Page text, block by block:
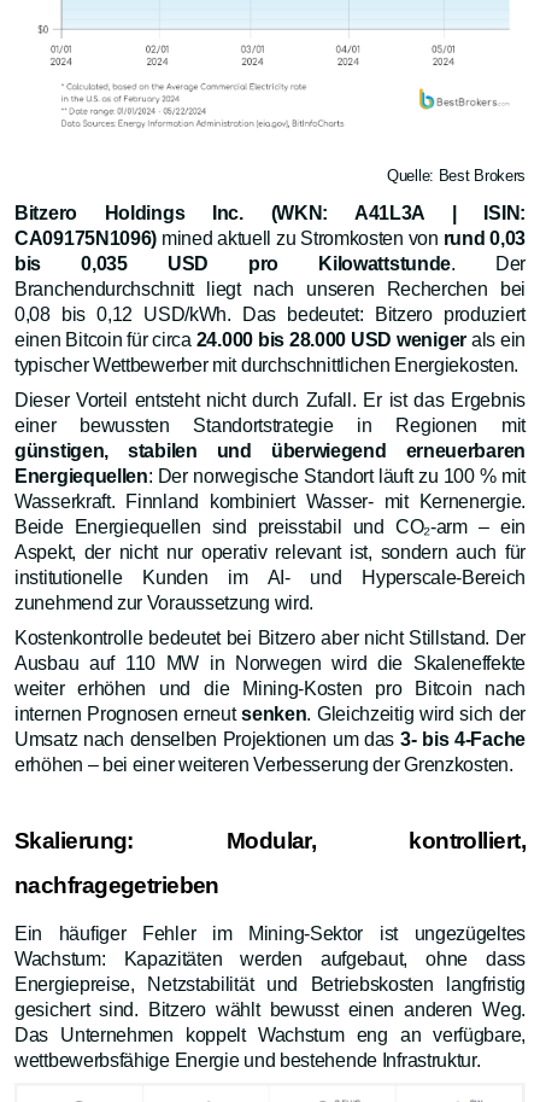
Quelle: Best Brokers
Bitzero Holdings Inc. (WKN: A41L3A | ISIN:
CA09175N1096) mined aktuell zu Stromkosten von rund 0,03
bis 0,035 USD pro Kilowattstunde. Der
Branchendurchschnitt liegt nach unseren Recherchen bei
0,08 bis 0,12 USD/kWh. Das bedeutet: Bitzero produziert
einen Bitcoin für circa 24.000 bis 28.000 USD wenigerals ein
typischer Wettbewerber mit durchschnittlichen Energiekosten.
Dieser Vorteil entsteht nicht durch Zufall. Er ist das Ergebnis
einer bewussten Standortstrategie in Regionen mit
günstigen, stabilen und überwiegend erneuerbaren
Energiequellen: Der norwegische Standort läuft zu 100 % mit
Wasserkraft. Finnland kombiniert Wasser- mit Kernenergie.
Beide Energiequellen sind preisstabil und CO₂-arm – ein
Aspekt, der nicht nur operativ relevant ist, sondern auch für
institutionelle Kunden im AI- und Hyperscale-Bereich
zunehmend zur Voraussetzung wird.
Kostenkontrolle bedeutet bei Bitzero aber nicht Stillstand. Der
Ausbau auf 110 MW in Norwegen wird die Skaleneffekte
weiter erhöhen und die Mining-Kosten pro Bitcoin nach
internen Prognosen erneutsenken. Gleichzeitig wird sich der
Umsatz nach denselben Projektionen um das 3- bis 4-Fache
erhöhen – bei einer weiteren Verbesserung der Grenzkosten.
Skalierung: Modular, kontrolliert,
nachfragegetrieben
Ein häufiger Fehler im Mining-Sektor ist ungezügeltes
Wachstum: Kapazitäten werden aufgebaut, ohne dass
Energiepreise, Netzstabilität und Betriebskosten langfristig
gesichert sind. Bitzero wählt bewusst einen anderen Weg.
Das Unternehmen koppelt Wachstum eng an verfügbare,
wettbewerbsfähige Energie und bestehende Infrastruktur.